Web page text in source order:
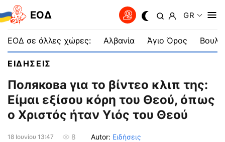
EOΔ GR
ΕΟΔ σε άλλες χώρες: Αλβανία Άγιο Όρος
ΕΙΔΗΣΕΙΣ
Полякова για το βίντεο κλιπ της:
Είμαι εξίσου κόρη του Θεού, όπως
ο Χριστός ήταν Υιός του Θεού
18 Ιουνίου 13:47 8 Autor: Ειδήσεις